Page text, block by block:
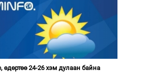
өдөртөө 24-26 хэм дулаан байна